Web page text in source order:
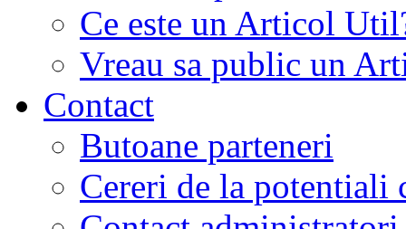
Ce este un Articol
Vreau sa public un
Contact
Butoane parteneri
Cereri de la potentiali